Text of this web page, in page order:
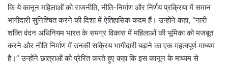
कि ये कानून महिलाओं को राजनीति, नीति-निर्माण और निर्णय प्रक्रिया में समान
भागीदारी सुनिश्चित करने की दिशा में ऐतिहासिक कदम हैं। उन्होंने कहा, “नारी
शक्ति वंदन अधिनियम भारत के समग्र विकास में महिलाओं की भूमिका को मजबूत
करने और नीति निर्माण में उनकी सक्रिय भागीदारी बढ़ाने का एक महत्वपूर्ण माध्यम
है।” उन्होंने छात्राओं को प्रेरित करते हुए कहा कि इस कानून के माध्यम से